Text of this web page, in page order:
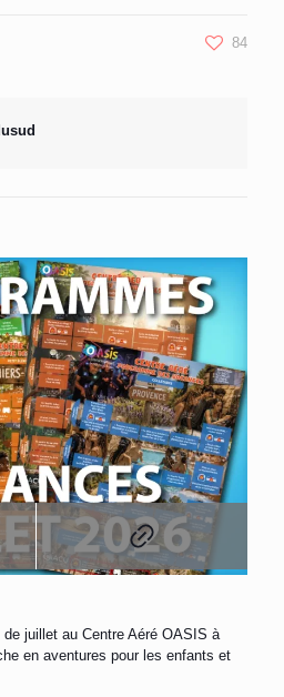
84
juillet au Centre Aéré OASIS à
en aventures pour les enfants et